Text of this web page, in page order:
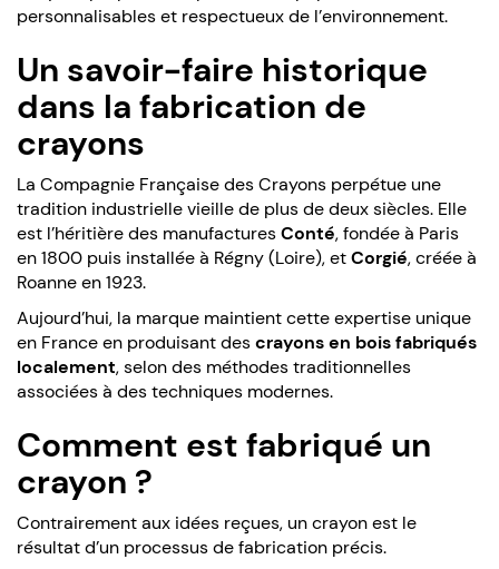
personnalisables et respectueux de l’environnement.
Un savoir-faire historique
dans la fabrication de
crayons
La Compagnie Française des Crayons perpétue une
tradition industrielle vieille de plus de deux siècles. Elle
est l’héritière des manufacturesConté, fondée à Paris
en 1800 puis installée à Régny (Loire), etCorgié, créée à
Roanne en 1923.
Aujourd’hui, la marque maintient cette expertise unique
en France en produisant descrayons en bois fabriqués
localement, selon des méthodes traditionnelles
associées à des techniques modernes.
Comment est fabriqué un
crayon ?
Contrairement aux idées reçues, un crayon est le
résultat d’un processus de fabrication précis.